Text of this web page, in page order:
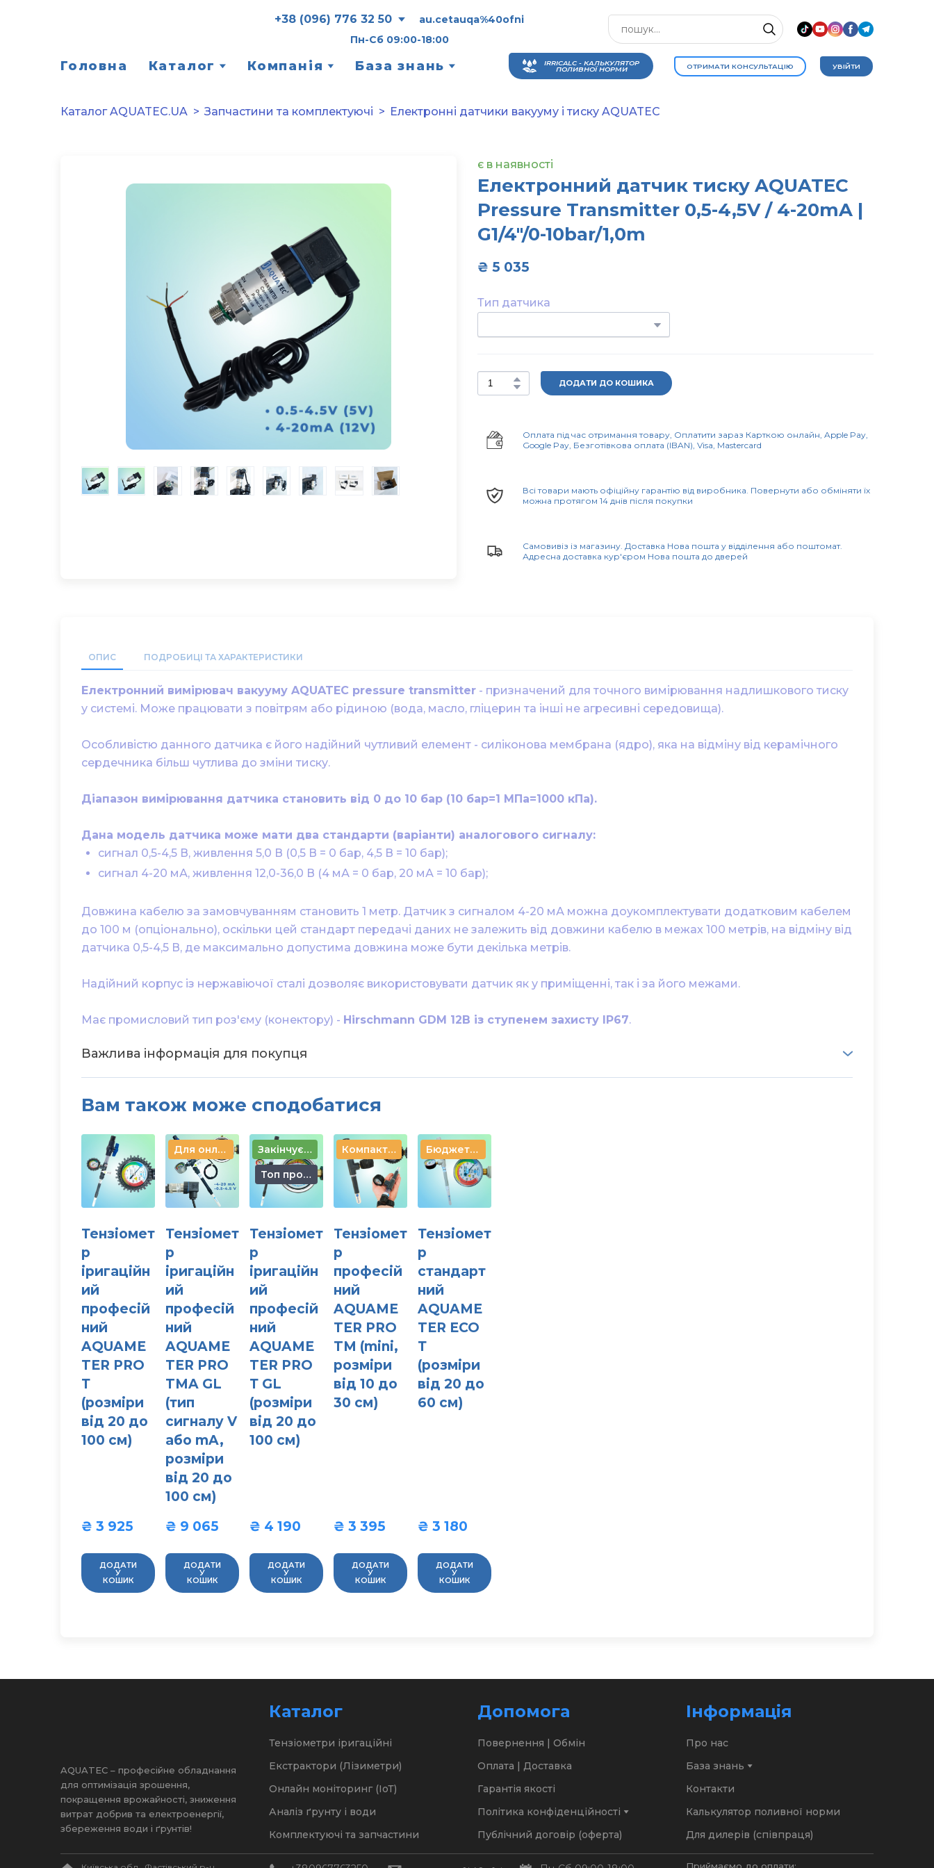
+38 (096) 776 32 50
au.cetauqa%40ofni
Пн-Сб 09:00-18:00
Головна Каталог Компанія База знань IRRICALC - КАЛЬКУЛЯТОР
ПОЛИВНОЇ НОРМИ ОТРИМАТИ КОНСУЛЬТАЦІЮ УВІЙТИ
Каталог AQUATEC.UA Запчастини та комплектуючі Електронні датчики вакууму і тиску AQUATEC
є в наявності
Електронний датчик тиску AQUATEC
Pressure Transmitter 0,5-4,5V / 4-20mA |
G1/4"/0-10bar/1,0m
₴ 5 035
Тип датчика
ДОДАТИ ДО КОШИКА
Оплата під час отримання товару, Оплатити зараз Карткою онлайн, Apple Pay,
Google Pay, Безготівкова оплата (IBAN), Visa, Mastercard
Всі товари мають офіційну гарантію від виробника. Повернути або обміняти їх
можна протягом 14 днів після покупки
Самовивіз із магазину. Доставка Нова пошта у відділення або поштомат.
Адресна доставка кур'єром Нова пошта до дверей
ОПИС ПОДРОБИЦІ ТА ХАРАКТЕРИСТИКИ
Електронний вимірювач вакууму AQUATEC pressure transmitter - призначений для точного вимірювання надлишкового тиску
у системі. Може працювати з повітрям або рідиною (вода, масло, гліцерин та інші не агресивні середовища).
Особливістю данного датчика є його надійний чутливий елемент - силіконова мембрана (ядро), яка на відміну від керамічного
сердечника більш чутлива до зміни тиску.
Діапазон вимірювання датчика становить від 0 до 10 бар (10 бар=1 МПа=1000 кПа).
Дана модель датчика може мати два стандарти (варіанти) аналогового сигналу:
сигнал 0,5-4,5 В, живлення 5,0 В (0,5 В = 0 бар, 4,5 В = 10 бар);
сигнал 4-20 мА, живлення 12,0-36,0 В (4 мА = 0 бар, 20 мА = 10 бар);
Довжина кабелю за замовчуванням становить 1 метр. Датчик з сигналом 4-20 мА можна доукомплектувати додатковим кабелем
до 100 м (опціонально), оскільки цей стандарт передачі даних не залежить від довжини кабелю в межах 100 метрів, на відміну від
датчика 0,5-4,5 В, де максимально допустима довжина може бути декілька метрів.
Надійний корпус із нержавіючої сталі дозволяє використовувати датчик як у приміщенні, так і за його межами.
Має промисловий тип роз'єму (конектору) - Hirschmann GDM 12B із ступенем захисту IP67.
Важлива інформація для покупця
●Оплата та доставка товару
Гарантія якості AQUATEC
Вам також може сподобатися
Тензіомет
р
іригаційн
ий
професій
ний
AQUAME
TER PRO
Т
(розміри
від 20 до
100 см)
₴ 3 925
ДОДАТИ
У
КОШИК
Для онлайн системи
Тензіомет
р
іригаційн
ий
професій
ний
AQUAME
TER PRO
TMA GL
(тип
сигналу V
або mA,
розміри
від 20 до
100 см)
₴ 9 065
ДОДАТИ
У
КОШИК
Закінчується
Топ продажів
Тензіомет
р
іригаційн
ий
професій
ний
AQUAME
TER PRO
Т GL
(розміри
від 20 до
100 см)
₴ 4 190
ДОДАТИ
У
КОШИК
Компактний
Тензіомет
р
професій
ний
AQUAME
TER PRO
TM (mini,
розміри
від 10 до
30 см)
₴ 3 395
ДОДАТИ
У
КОШИК
Бюджетний
Тензіомет
р
стандарт
ний
AQUAME
TER ECO
Т
(розміри
від 20 до
60 см)
₴ 3 180
ДОДАТИ
У
КОШИК
AQUATEC – професійне обладнання
для оптимізація зрошення,
покращення врожайності, зниження
витрат добрив та електроенергії,
збереження води і ґрунтів!
Каталог
Тензіометри іригаційні
Екстрактори (Лізиметри)
Онлайн моніторинг (ІоТ)
Аналіз ґрунту і води
Комплектуючі та запчастини
Допомога
Повернення | Обмін
Оплата | Доставка
Гарантія якості
Політика конфіденційності
Публічний договір (оферта)
Інформація
Про нас
База знань
Контакти
Калькулятор поливної норми
Для дилерів (співпраця)